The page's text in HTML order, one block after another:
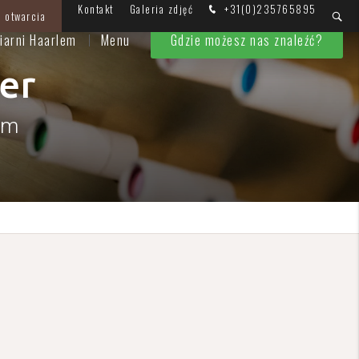
+31(0)235765895
otwarcia Kontakt Galeria zdjęć
Haarlem Menu Gdzie możesz nas znaleźć?